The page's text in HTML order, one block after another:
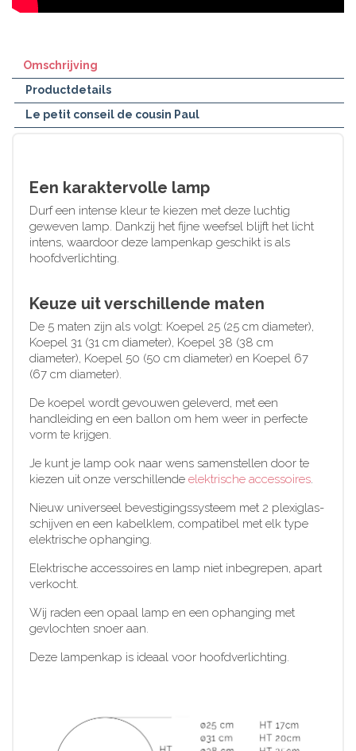
Omschrijving
Productdetails
Le petit conseil de cousin Paul
Een karaktervolle lamp
Durf een intense kleur te kiezen met deze luchtig
geweven lamp. Dankzij het fijne weefsel blijft het licht
intens, waardoor deze lampenkap geschikt is als
hoofdverlichting.
Keuze uit verschillende maten
De 5 maten zijn als volgt: Koepel 25 (25 cm diameter),
Koepel 31 (31 cm diameter), Koepel 38 (38 cm
diameter), Koepel 50 (50 cm diameter) en Koepel 67
(67 cm diameter).
De koepel wordt gevouwen geleverd, met een
handleiding en een ballon om hem weer in perfecte
vorm te krijgen.
Je kunt je lamp ook naar wens samenstellen door te
kiezen uit onze verschillende elektrische accessoires.
Nieuw universeel bevestigingssysteem met 2 plexiglas-
schijven en een kabelklem, compatibel met elk type
elektrische ophanging.
Elektrische accessoires en lamp niet inbegrepen, apart
verkocht.
Wij raden een opaal lamp en een ophanging met
gevlochten snoer aan.
Deze lampenkap is ideaal voor hoofdverlichting.